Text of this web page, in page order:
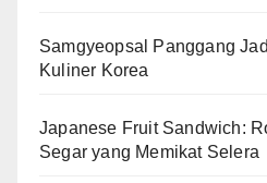
Samgyeopsal Panggang
Kuliner Korea
Japanese Fruit Sandwich:
Segar yang Memikat Selera